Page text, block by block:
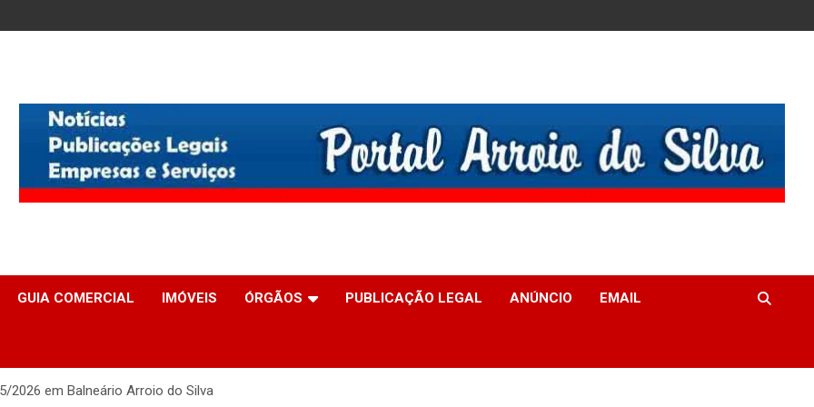
GUIA COMERCIAL IMÓVEIS ÓRGÃOS PUBLICAÇÃO LEGAL ANÚNCIO EMAIL
2026 em Balneário Arroio do Silva